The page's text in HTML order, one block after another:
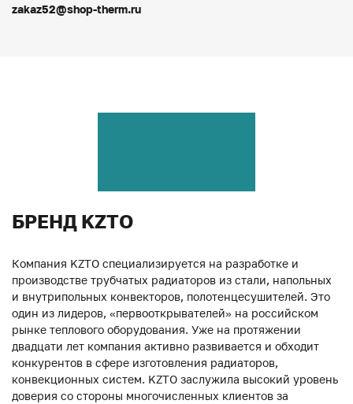
zakaz52@shop-therm.ru
БРЕНД KZTO
Компания KZTO специализируется на разработке и
производстве трубчатых радиаторов из стали, напольных
и внутрипольных конвекторов, полотенцесушителей. Это
один из лидеров, «первооткрывателей» на российском
рынке теплового оборудования. Уже на протяжении
двадцати лет компания активно развивается и обходит
конкурентов в сфере изготовления радиаторов,
конвекционных систем. KZTO заслужила высокий уровень
доверия со стороны многочисленных клиентов за